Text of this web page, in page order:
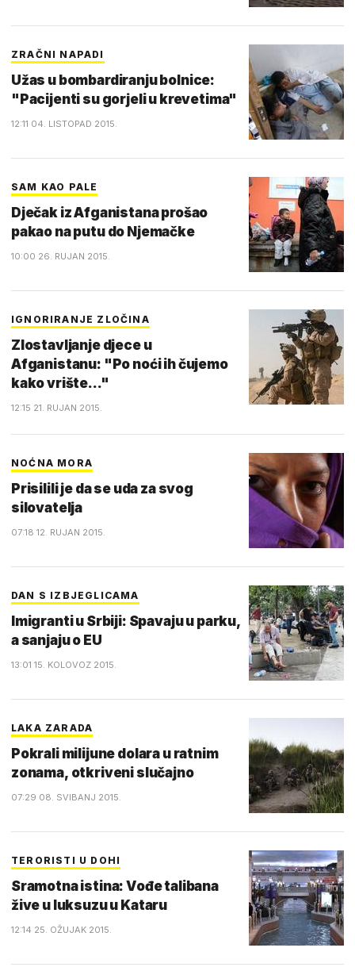
ZRAČNI NAPADI
Užas u bombardiranju bolnice:
"Pacijenti su gorjeli u krevetima"
12:11 04. LISTOPAD 2015.
SAM KAO PALE
Dječak iz Afganistana prošao
pakao na putu do Njemačke
10:00 26. RUJAN 2015.
IGNORIRANJE ZLOČINA
Zlostavljanje djece u
Afganistanu: "Po noći ih čujemo
kako vrište..."
12:15 21. RUJAN 2015.
NOĆNA MORA
Prisilili je da se uda za svog
silovatelja
07:18 12. RUJAN 2015.
DAN S IZBJEGLICAMA
Imigranti u Srbiji: Spavaju u parku,
a sanjaju o EU
13:01 15. KOLOVOZ 2015.
LAKA ZARADA
Pokrali milijune dolara u ratnim
zonama, otkriveni slučajno
07:29 08. SVIBANJ 2015.
TERORISTI U DOHI
Sramotna istina: Vođe talibana
žive u luksuzu u Kataru
12:14 25. OŽUJAK 2015.